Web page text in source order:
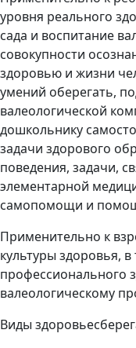
уровня реального
сада и воспитание
совокупности
здоровью и жизни
умений оберегать,
валеологической
дошкольнику
задачи здорового
поведения, задачи,
элементарной
самопомощи и
Применительно к
культуры здоровья,
профессионального
валеологическому
Виды